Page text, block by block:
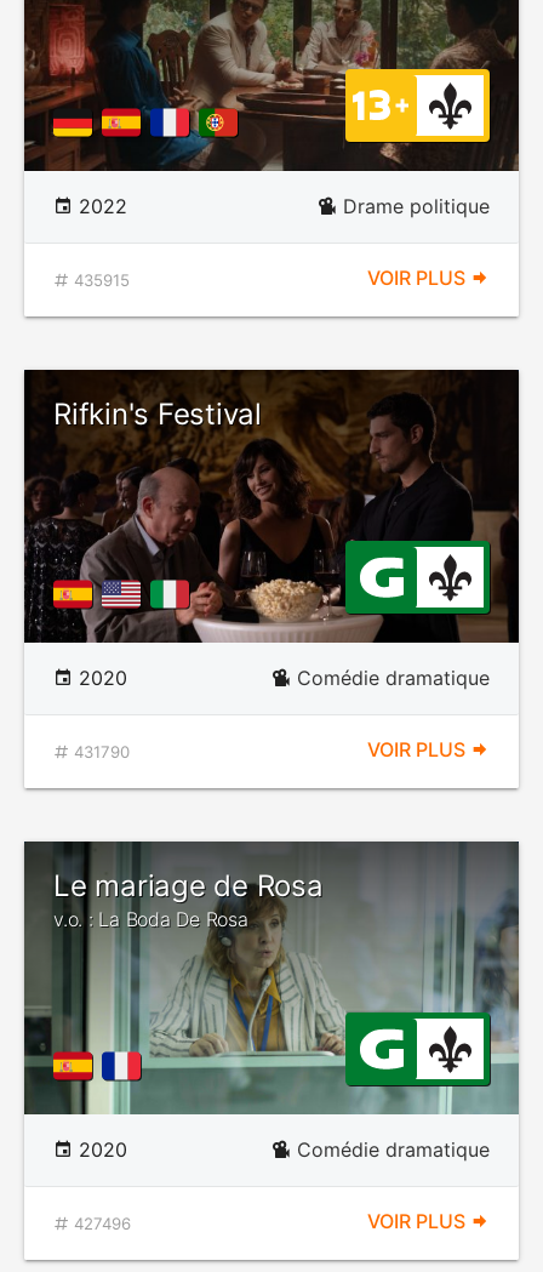
2022 Drame politique
435915 VOIR PLUS
Rifkin's Festival
2020 Comédie dramatique
431790 VOIR PLUS
Le mariage de Rosa
v.o. : La Boda De Rosa
2020 Comédie dramatique
427496 VOIR PLUS